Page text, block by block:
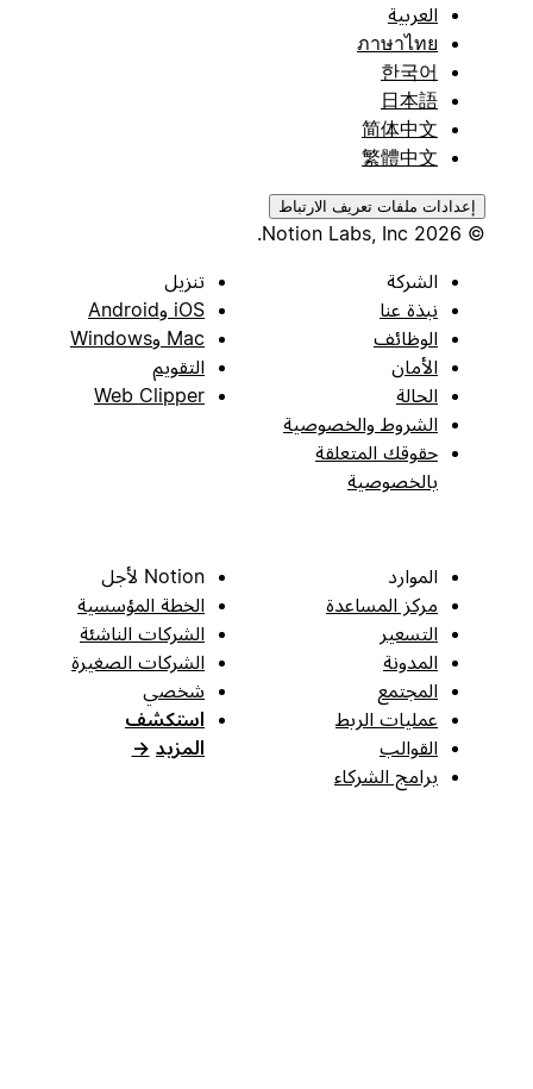
العربية
ภาษาไทย
한국어
日本語
简体中文
繁體中文
إعدادات ملفات تعريف الارتباط
الشركة
نبذة عنا
الوظائف
الأمان
الحالة
الشروط والخصوصية
حقوقك المتعلقة
بالخصوصية
تنزيل
iOS وAndroid
Mac وWindows
التقويم
Web Clipper
الموارد
مركز المساعدة
التسعير
المدونة
المجتمع
عمليات الربط
القوالب
برامج الشركاء
Notion لأجل
الخطة المؤسسية
الشركات الناشئة
الشركات الصغيرة
شخصي
استكشف
المزيد →